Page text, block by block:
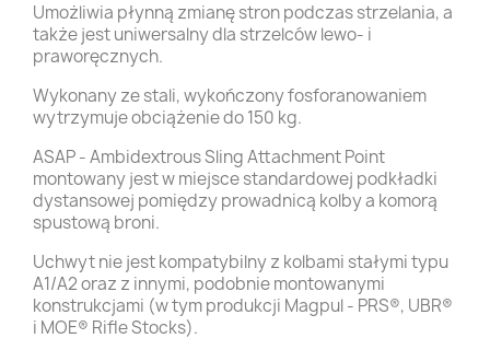
Umożliwia płynną zmianę stron podczas strzelania, a
także jest uniwersalny dla strzelców lewo- i
praworęcznych.
Wykonany ze stali, wykończony fosforanowaniem
wytrzymuje obciążenie do 150 kg.
ASAP - Ambidextrous Sling Attachment Point
montowany jest w miejsce standardowej podkładki
dystansowej pomiędzy prowadnicą kolby a komorą
spustową broni.
Uchwyt nie jest kompatybilny z kolbami stałymi typu
A1/A2 oraz z innymi, podobnie montowanymi
konstrukcjami (w tym produkcji Magpul - PRS®, UBR®
i MOE® Rifle Stocks).